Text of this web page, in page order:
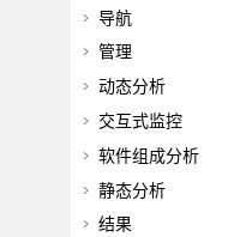
导航
管理
动态分析
交互式监控
软件组成分析
静态分析
结果